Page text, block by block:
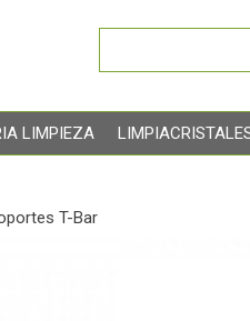
LIMPIEZA
T-Bar